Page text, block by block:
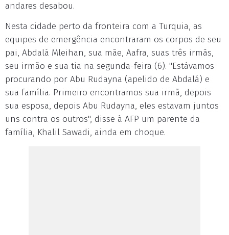
andares desabou.
Nesta cidade perto da fronteira com a Turquia, as
equipes de emergência encontraram os corpos de seu
pai, Abdalá Mleihan, sua mãe, Aafra, suas três irmãs,
seu irmão e sua tia na segunda-feira (6). "Estávamos
procurando por Abu Rudayna (apelido de Abdalá) e
sua família. Primeiro encontramos sua irmã, depois
sua esposa, depois Abu Rudayna, eles estavam juntos
uns contra os outros", disse à AFP um parente da
família, Khalil Sawadi, ainda em choque.